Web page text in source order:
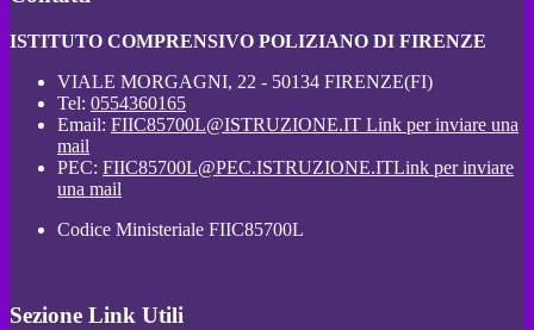
ISTITUTO COMPRENSIVO POLIZIANO DI FIRENZE
VIALE MORGAGNI, 22 - 50134 FIRENZE(FI)
Tel: 0554360165
Email: FIIC85700L@ISTRUZIONE.IT Link per inviare una
mail
PEC: FIIC85700L@PEC.ISTRUZIONE.ITLink per inviare
una mail
Codice Ministeriale FIIC85700L
Sezione Link Utili